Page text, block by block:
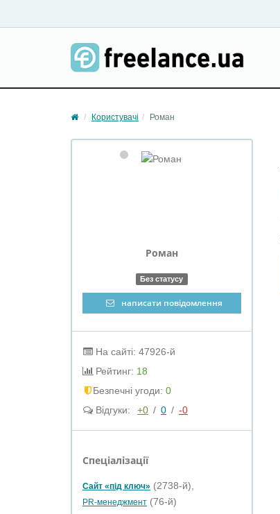
Користувачі Роман
Роман
Без статусу
написати повідомлення
На сайті: 47926-й
Рейтинг: 18
Безпечні угоди: 0
Відгуки:
+0 / 0 / -0
Спеціалізації
Сайт «під ключ» (2738-й),
PR-менеджмент (76-й)